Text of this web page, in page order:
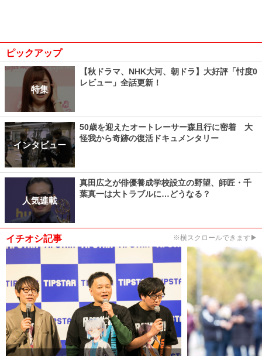
ピックアップ
特集
【秋ドラマ、NHK大河、朝ドラ】大好評「忖度0
レビュー」全話更新！
インタビュー
50歳を迎えたオートレーサー森且行に密着 大
怪我から奇跡の復活ドキュメンタリー
人気連載
真田広之が俳優養成学校設立の野望、師匠・千
葉真一は大トラブルに…どうなる？
イチオシ記事 ※横スクロールできます▶